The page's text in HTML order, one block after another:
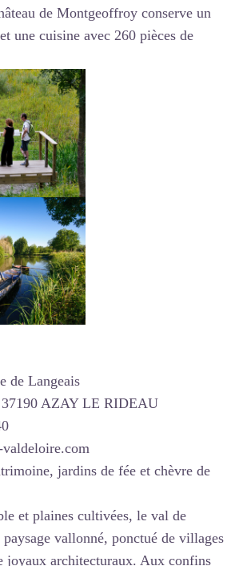
de Montgeoffroy conserve un
une cuisine avec 260 pièces de
de Langeais
37190 AZAY LE RIDEAU
jardins de fée et chèvre de
et plaines cultivées, le val de
vallonné, ponctué de villages
joyaux architecturaux. Aux confins